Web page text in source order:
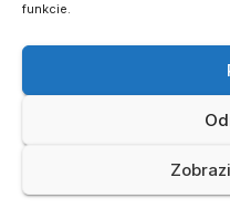
funkcie.